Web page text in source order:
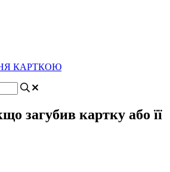
КАРТКОЮ
загубив картку або її